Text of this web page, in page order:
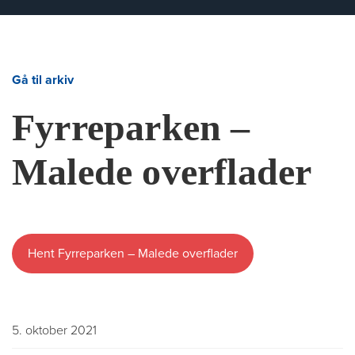
Gå til arkiv
Fyrreparken –
Malede overflader
Hent Fyrreparken – Malede overflader
5. oktober 2021